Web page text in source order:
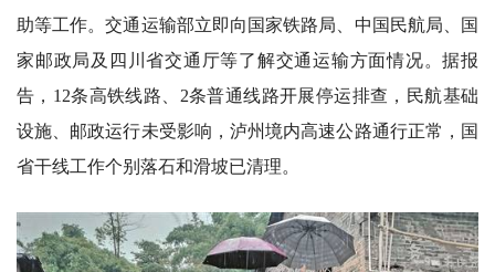
助等工作。交通运输部立即向国家铁路局、中国民航局、国
家邮政局及四川省交通厅等了解交通运输方面情况。据报
告，12条高铁线路、2条普通线路开展停运排查，民航基础
设施、邮政运行未受影响，泸州境内高速公路通行正常，国
省干线工作个别落石和滑坡已清理。